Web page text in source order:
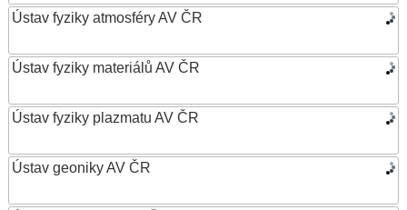
Ústav fyziky atmosféry AV ČR
Ústav fyziky materiálů AV ČR
Ústav fyziky plazmatu AV ČR
Ústav geoniky AV ČR